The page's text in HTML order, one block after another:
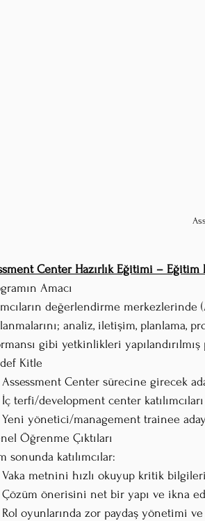
Center Hazırlık Eğitimi – Eğitim
Amacı
değerlendirme
analiz, iletişim, planlama,
gibi yetkinlikleri
Kitle
•	Assessment Center sürecine girecek
•	İç terfi/development center katılımcıları
•	Yeni yönetici/management trainee
Öğrenme Çıktıları
sonunda katılımcılar:
•	Vaka metnini hızlı okuyup kritik
•	Çözüm önerisini net bir yapı ve ikna
•	Rol oyunlarında zor paydaş yönetimi